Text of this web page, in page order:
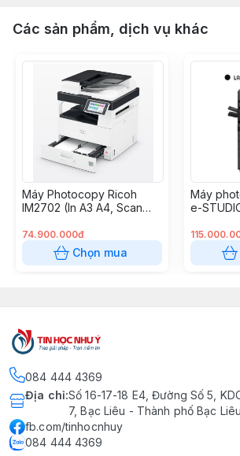
- Độ phân giải: 600 dpi (bình thường)
sao chụp nhiều lần)
- Màn hình điều khiển: Màn hình cơ
- Chia bộ điện tử: Xếp chồng
- Bộ nhớ tiêu chuẩn: 256Mb
Các sản phẩm, dịch vụ khác
Máy Photocopy Ricoh
IM2702 (In A3 A4, Scan
WiFi)
74.900.000đ
Chọn mua
Máy
e-
084 444 4369
Địa chỉ:Số 16-17-18 E4, Đường Số 5,
7, Bạc Liêu - Thành phố Bạc Liêu
fb.com/tinhocnhuy
084 444 4369